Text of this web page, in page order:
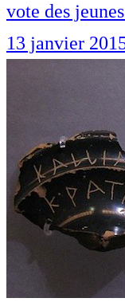
vote des
13 janvier